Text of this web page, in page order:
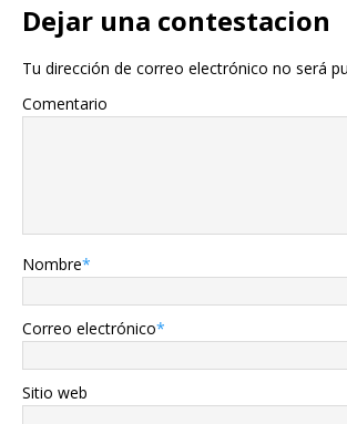
Dejar una contestacion
Tu dirección de correo electrónico no será
Comentario
Nombre*
Correo electrónico*
Sitio web